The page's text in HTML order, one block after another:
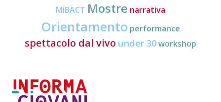
MiBACT Mostre narrativa
Orientamento performance
spettacolo dal vivo under 30workshop